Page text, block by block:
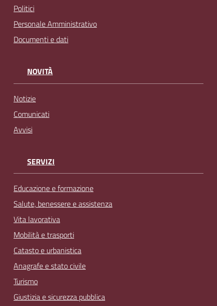
Politici
Personale Amministrativo
Documenti e dati
NOVITÀ
Notizie
Comunicati
Avvisi
SERVIZI
Educazione e formazione
Salute, benessere e assistenza
Vita lavorativa
Mobilità e trasporti
Catasto e urbanistica
Anagrafe e stato civile
Turismo
Giustizia e sicurezza pubblica